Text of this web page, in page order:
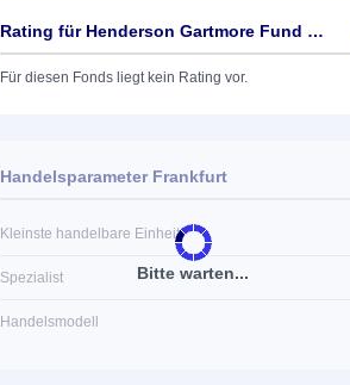
Rating für Henderson Gartmore Fund PanEuro Sm Comp Fd R AC EUR
Für diesen Fonds liegt kein Rating vor.
Bitte warten...
Handelsparameter Frankfurt
Kleinste handelbare Einheit
Spezialist
Handelsmodell